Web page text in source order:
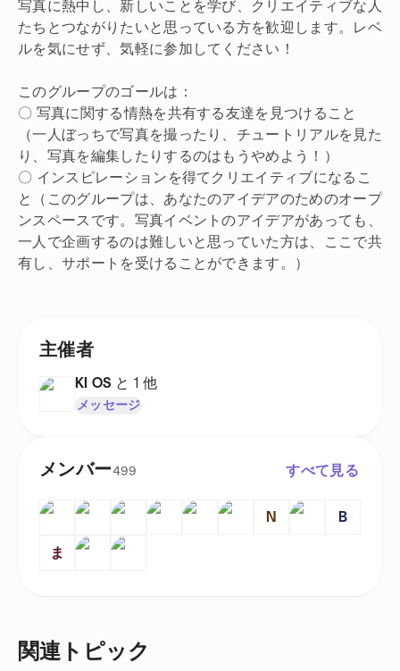
写真に熱中し、新しいことを学び、クリエイティブな人
たちとつながりたいと思っている方を歓迎します。レベ
ルを気にせず、気軽に参加してください！
このグループのゴールは：
〇 写真に関する情熱を共有する友達を見つけること
（一人ぼっちで写真を撮ったり、チュートリアルを見た
り、写真を編集したりするのはもうやめよう！）
〇 インスピレーションを得てクリエイティブになるこ
と（このグループは、あなたのアイデアのためのオープ
ンスペースです。写真イベントのアイデアがあっても、
一人で企画するのは難しいと思っていた方は、ここで共
有し、サポートを受けることができます。）
主催者
KI OS と 1 他
メッセージ
メンバー499 すべて見る
N B
ま
関連トピック